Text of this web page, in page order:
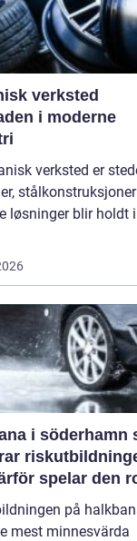
verksted
i moderne
verksted er
løsninger blir holdt
i söderhamn så
spelar den
på
mest minnesvärda